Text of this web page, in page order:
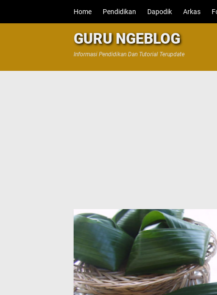
GURU NGEBLOG
Informasi Pendidikan Dan Tutorial Terupdate
Home Pendidikan Dapodik Arkas